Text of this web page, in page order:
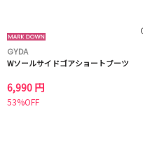
GYDA
Wソールサイドゴアショートブーツ
6,990 円
53%OFF